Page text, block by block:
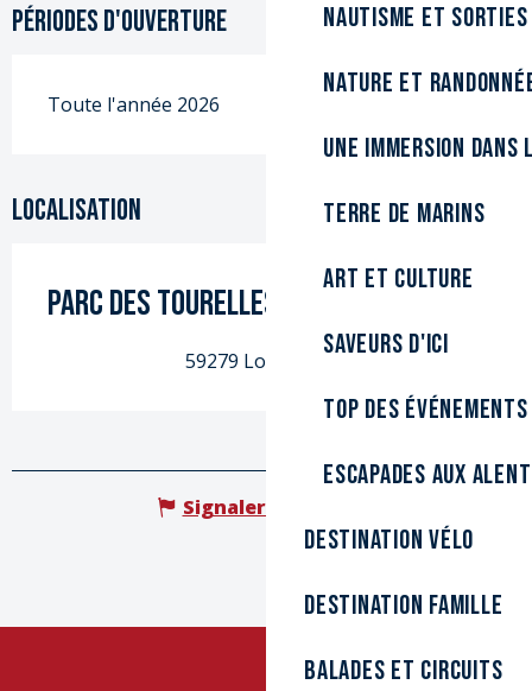
Nautisme et sorties
Nature et
Une immersion
Terre de marins
Art et culture
Saveurs d'ici
Top des événements
Escapades aux
Destination Vélo
Destination Famille
Balades et circuits
Périodes d'ouverture
Toute l'année 2026
Localisation
Parc des Tourelles
59279 Loon-Plage
Signaler une erreur